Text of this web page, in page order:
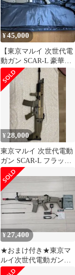
¥45,000
【東京マルイ 次世代電
動ガン SCAR-L 豪華セ
ット】
¥ 28,000
東京マルイ 次世代電動
ガン SCAR-L フラット
ダークアース
¥27,400
★おまけ付き★東京マ
ルイ次世代電動ガン
SCAR-Lフラットダーク